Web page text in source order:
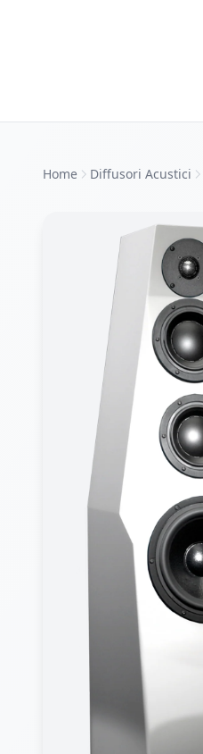
Home Diffusori Acustici